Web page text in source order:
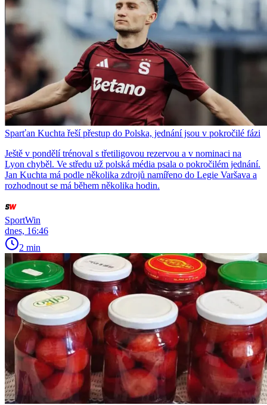
Sparťan Kuchta řeší přestup do Polska, jednání jsou v pokročilé fázi
Ještě v pondělí trénoval s třetiligovou rezervou a v nominaci na
Lyon chyběl. Ve středu už polská média psala o pokročilém jednání.
Jan Kuchta má podle několika zdrojů namířeno do Legie Varšava a
rozhodnout se má během několika hodin.
SportWin
dnes, 16:46
2 min